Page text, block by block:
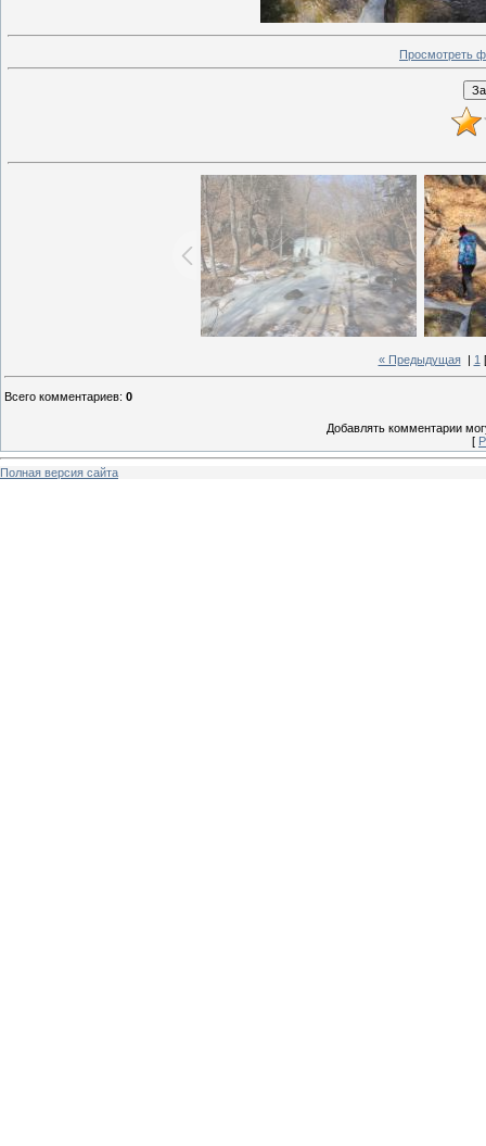
Просмотреть
« Предыдущая| 1 [
Всего комментариев: 0
Добавлять комментарии
[
Полная версия сайта